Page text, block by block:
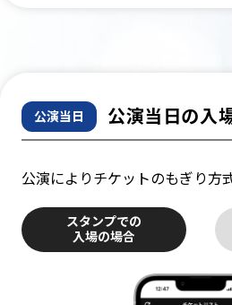
公演当日 公演当日の入
公演によりチケットのもぎり方
スタンプでの
入場の場合